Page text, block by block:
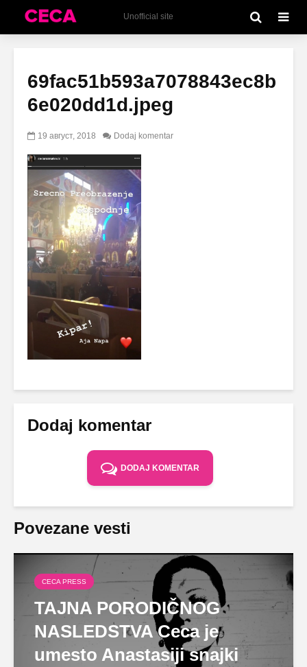
Unofficial site
69fac51b593a7078843ec8b
6e020dd1d.jpeg
19 август, 2018 Dodaj komentar
Dodaj komentar
DODAJ KOMENTAR
Povezane vesti
CECA PRESS
TAJNA PORODIČNOG
NASLEDSTVA Ceca je
umesto Anastasiji snajki